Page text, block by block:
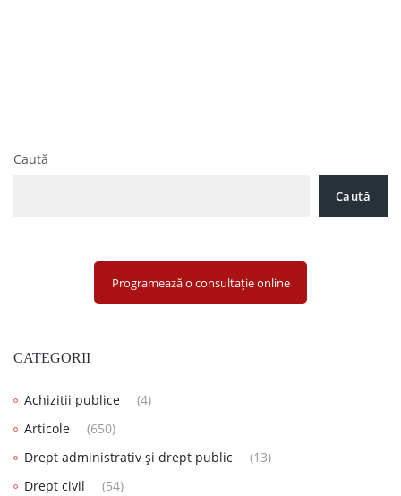
Caută
Caută
Programează o consultație online
CATEGORII
Achizitii publice
(4)
Articole
(650)
Drept administrativ și drept public
(13)
Drept civil
(54)